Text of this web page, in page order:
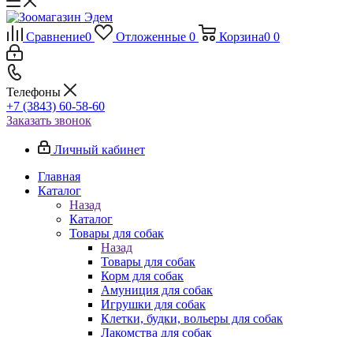
Сравнение0 Отложенные 0 Корзина0 0
Телефоны
+7 (3843) 60-58-60
Заказать звонок
Личный кабинет
Главная
Каталог
Назад
Каталог
Товары для собак
Назад
Товары для собак
Корм для собак
Амуниция для собак
Игрушки для собак
Клетки, будки, вольеры для собак
Лакомства для собак